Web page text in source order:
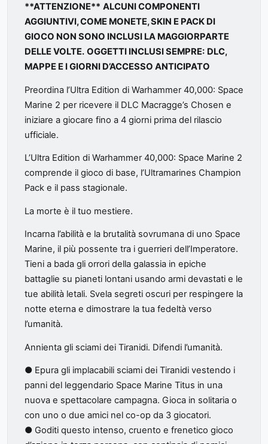
**ATTENZIONE** ALCUNI COMPONENTI
AGGIUNTIVI, COME MONETE, SKIN E PACK DI
GIOCO NON SONO INCLUSI LA MAGGIORPARTE
DELLE VOLTE. OGGETTI INCLUSI SEMPRE: DLC,
MAPPE E I GIORNI D’ACCESSO ANTICIPATO
Preordina l’Ultra Edition di Warhammer 40,000: Space
Marine 2 per ricevere il DLC Macragge’s Chosen e
iniziare a giocare fino a 4 giorni prima del rilascio
ufficiale.
L’Ultra Edition di Warhammer 40,000: Space Marine 2
comprende il gioco di base, l’Ultramarines Champion
Pack e il pass stagionale.
La morte è il tuo mestiere.
Incarna l’abilità e la brutalità sovrumana di uno Space
Marine, il più possente tra i guerrieri dell’Imperatore.
Tieni a bada gli orrori della galassia in epiche
battaglie su pianeti lontani usando armi devastati e le
tue abilità letali. Svela segreti oscuri per respingere la
notte eterna e dimostrare la tua fedeltà verso
l’umanità.
Annienta gli sciami dei Tiranidi. Difendi l’umanità.
● Epura gli implacabili sciami dei Tiranidi vestendo i
panni del leggendario Space Marine Titus in una
nuova e spettacolare campagna. Gioca in solitaria o
con uno o due amici nel co-op da 3 giocatori.
● Goditi questo intenso, cruento e frenetico gioco